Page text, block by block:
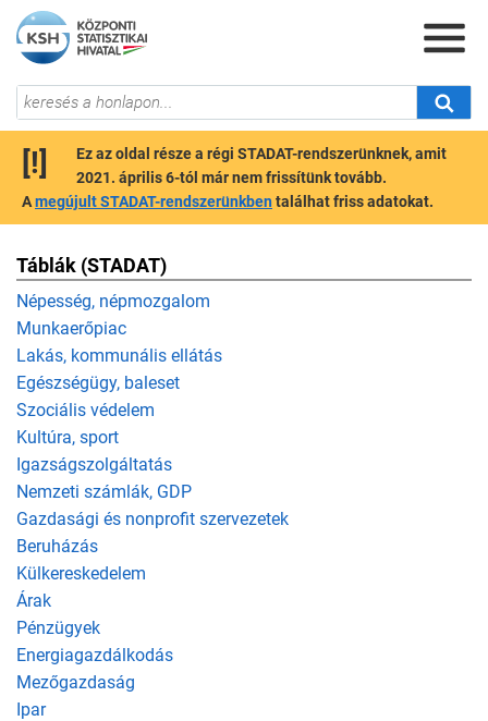
[!]
Ez az oldal része a régi STADAT-rendszerünknek, amit
2021. április 6-tól már nem frissítünk tovább.
Amegújult STADAT-rendszerünkbentalálhat friss adatokat.
Táblák (STADAT)
Népesség, népmozgalom
Munkaerőpiac
Lakás, kommunális ellátás
Egészségügy, baleset
Szociális védelem
Kultúra, sport
Igazságszolgáltatás
Nemzeti számlák, GDP
Gazdasági és nonprofit szervezetek
Beruházás
Külkereskedelem
Árak
Pénzügyek
Energiagazdálkodás
Mezőgazdaság
Ipar